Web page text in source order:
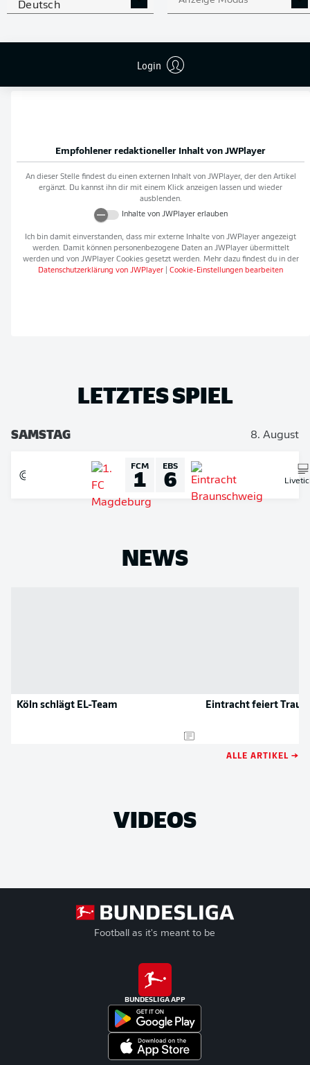
Deutsch
Login APP STORE
Empfohlener redaktioneller Inhalt von JWPlayer
An dieser Stelle findest du einen externen Inhalt von JWPlayer, der den Artikel
ergänzt. Du kannst ihn dir mit einem Klick anzeigen lassen und wieder
ausblenden.
Inhalte von JWPlayererlauben
Ich bin damit einverstanden, dass mir externe Inhalte von JWPlayer angezeigt
werden. Damit können personenbezogene Daten an JWPlayerübermittelt
werden und von JWPlayerCookies gesetzt werden. Mehr dazu findest du in der
Datenschutzerklärung von JWPlayer Cookie-Einstellungen bearbeiten
LETZTES SPIEL
SAMSTAG 8. August
FCM
1 EBS
6
NEWS
Köln schlägt EL-Team Eintracht feiert
ALLE ARTIKEL →
VIDEOS
Football as it's meant to be
BUNDESLIGA APP